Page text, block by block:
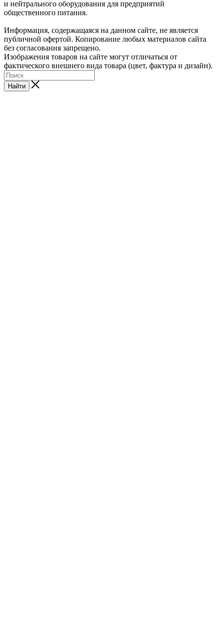
и нейтрального оборудования для предприятий
общественного питания.
Информация, содержащаяся на данном сайте, не является
публичной офертой. Копирование любых материалов сайта
без согласования запрещено.
Изображения товаров на сайте могут отличаться от
фактического внешнего вида товара (цвет, фактура и дизайн).
Найти